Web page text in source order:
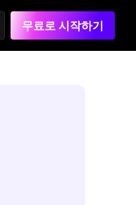
무료로 시작하기